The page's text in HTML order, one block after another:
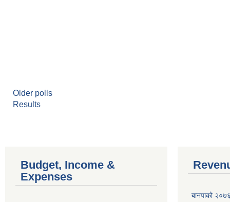
Older polls
Results
Budget, Income &
Expenses
बानपाको